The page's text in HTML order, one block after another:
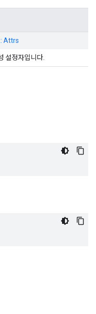
Attrs
설정자입니다.